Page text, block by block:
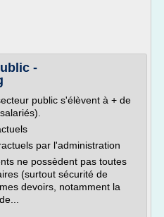
-
public s'élèvent à + de
par l'administration
ne possèdent pas toutes
(surtout sécurité de
devoirs, notamment la